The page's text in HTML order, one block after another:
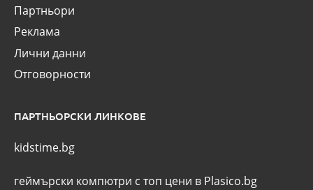
Партньори
Реклама
Лични данни
Отговорности
ПАРТНЬОРСКИ ЛИНКОВЕ
kidstime.bg
геймърски компютри с топ цени в Plasico.bg